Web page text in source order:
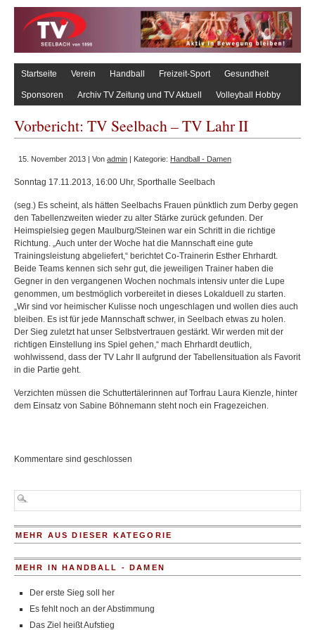
Startseite Verein Handball Freizeit-Sport Gesundheit
Sponsoren Archiv TV Zeitung und TV Aktuell Volleyball Hobby
Vorbericht: TV Seelbach – TV Lahr II
15. November 2013 | Von admin | Kategorie: Handball - Damen
Sonntag 17.11.2013, 16:00 Uhr, Sporthalle Seelbach
(seg.) Es scheint, als hätten Seelbachs Frauen pünktlich zum Derby gegen
den Tabellenzweiten wieder zu alter Stärke zurück gefunden. Der
Heimspielsieg gegen Maulburg/Steinen war ein Schritt in die richtige
Richtung. „Auch unter der Woche hat die Mannschaft eine gute
Trainingsleistung abgeliefert,“ berichtet Co-Trainerin Esther Ehrhardt.
Beide Teams kennen sich sehr gut, die jeweiligen Trainer haben die
Gegner in den vergangenen Wochen nochmals intensiv unter die Lupe
genommen, um bestmöglich vorbereitet in dieses Lokalduell zu starten.
„Wir sind vor heimischer Kulisse noch ungeschlagen und wollen dies auch
bleiben. Es ist für jede Mannschaft schwer, in Seelbach etwas zu holen.
Der Sieg zuletzt hat unser Selbstvertrauen gestärkt. Wir werden mit der
richtigen Einstellung ins Spiel gehen,“ mach Ehrhardt deutlich,
wohlwissend, dass der TV Lahr II aufgrund der Tabellensituation als Favorit
in die Partie geht.
Verzichten müssen die Schuttertälerinnen auf Torfrau Laura Kienzle, hinter
dem Einsatz von Sabine Böhnemann steht noch ein Fragezeichen.
Kommentare sind geschlossen
MEHR AUS DIESER KATEGORIE
MEHR IN HANDBALL - DAMEN
Der erste Sieg soll her
Es fehlt noch an der Abstimmung
Das Ziel heißt Aufstieg